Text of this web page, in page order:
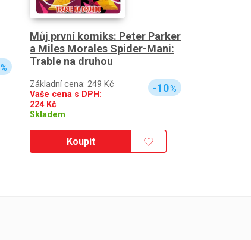
%
Můj první komiks: Peter Parker
a Miles Morales Spider-Mani:
Trable na druhou
Základní cena: 249 Kč
Vaše cena s DPH:
224Kč
Skladem
-10%
Koupit